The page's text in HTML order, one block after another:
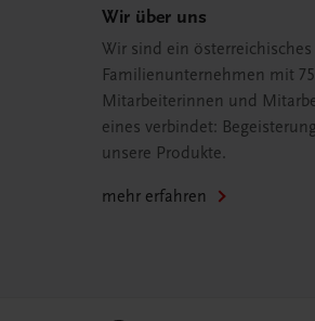
Wir über uns
Wir sind ein österreichisches
Familienunternehmen mit 75
Mitarbeiterinnen und
eines verbindet:
unsere Produkte.
mehr erfahren